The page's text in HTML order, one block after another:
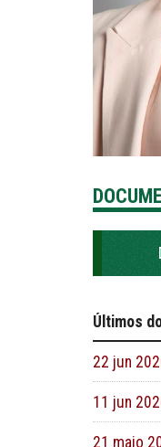
Últimos
22 jun
11 jun
21 maio